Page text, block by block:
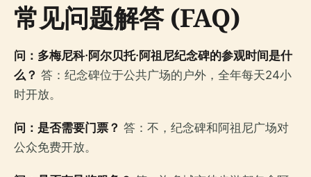
常见问题解答 (FAQ)
问：多梅尼科·阿尔贝托·阿祖尼纪念碑的参观时间是什
么？ 答：纪念碑位于公共广场的户外，全年每天24小
时开放。
问：是否需要门票？ 答：不，纪念碑和阿祖尼广场对
公众免费开放。